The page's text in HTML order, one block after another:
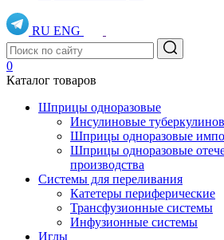
RU ENG
0
Каталог товаров
Шприцы одноразовые
Инсулиновые
Шприцы одноразовые
Шприцы одноразовые
производства
Системы для переливания
Катетеры периферические
Трансфузионные системы
Инфузионные системы
Иглы